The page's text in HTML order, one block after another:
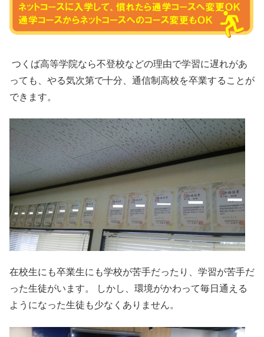
つくば高等学院なら不登校などの理由で学習に遅れがあ
っても、やる気次第で十分、通信制高校を卒業することが
できます。
在校生にも卒業生にも学校が苦手だったり、学習が苦手だ
った生徒がいます。 しかし、環境がかわって毎日通える
ようになった生徒も少なくありません。